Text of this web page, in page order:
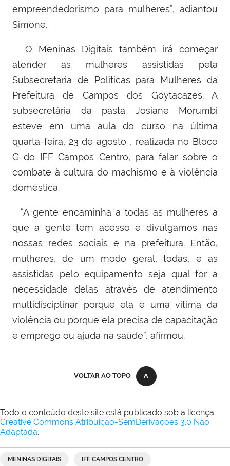
empreendedorismo para mulheres”, adiantou
Simone.
O Meninas Digitais também irá começar
atender as mulheres assistidas pela
Subsecretaria de Políticas para Mulheres da
Prefeitura de Campos dos Goytacazes. A
subsecretária da pasta Josiane Morumbi
esteve em uma aula do curso na última
quarta-feira, 23 de agosto , realizada no Bloco
G do IFF Campos Centro, para falar sobre o
combate à cultura do machismo e à violência
doméstica.
“A gente encaminha a todas as mulheres a
que a gente tem acesso e divulgamos nas
nossas redes sociais e na prefeitura. Então,
mulheres, de um modo geral, todas, e as
assistidas pelo equipamento seja qual for a
necessidade delas através de atendimento
multidisciplinar porque ela é uma vítima da
violência ou porque ela precisa de capacitação
e emprego ou ajuda na saúde”, afirmou.
VOLTAR AO TOPO
Todo o conteúdo deste site está publicado sob a licença
Creative Commons Atribuição-SemDerivações 3.0 Não
Adaptada.
MENINAS DIGITAIS IFF CAMPOS CENTRO